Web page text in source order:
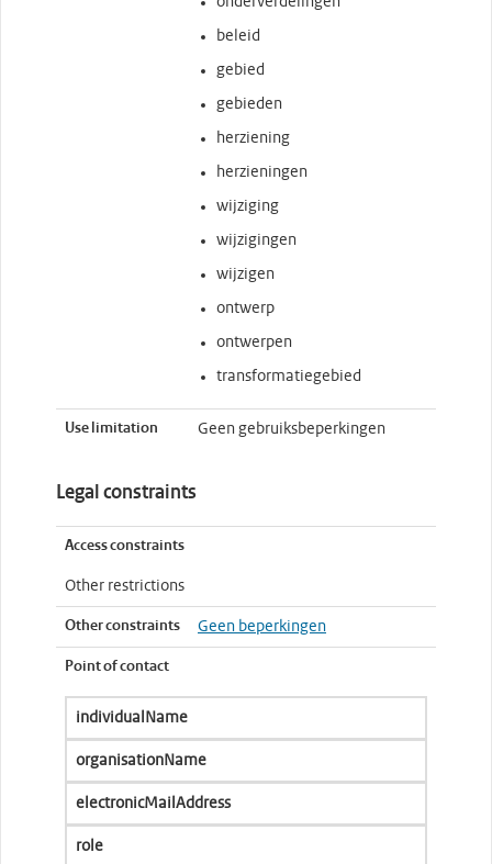
beleid
gebied
gebieden
herziening
herzieningen
wijziging
wijzigingen
wijzigen
ontwerp
ontwerpen
transformatiegebied
Use limitation Geen gebruiksbeperkingen
Legal constraints
Access constraints
Other restrictions
Other constraints Geen beperkingen
Point of contact
individualName
organisationName
electronicMailAddress
role